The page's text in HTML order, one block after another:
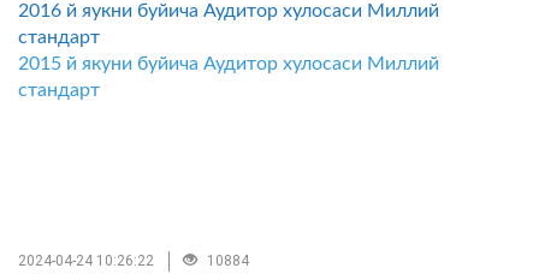
2016 й яукни буйича Аудитор хулосаси Миллий
стандарт
2015 й якуни буйича Аудитор хулосаси Миллий
стандарт
2024-04-24 10:26:22 10884